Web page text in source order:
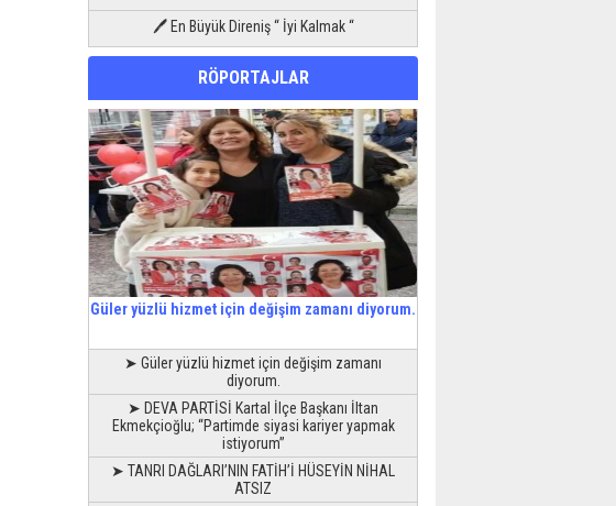
🖊 En Büyük Direniş “ İyi Kalmak “
RÖPORTAJLAR
Güler yüzlü hizmet için değişim zamanı diyorum.
➤ Güler yüzlü hizmet için değişim zamanı
diyorum.
➤ DEVA PARTİSİ Kartal İlçe Başkanı İltan
Ekmekçioğlu; “Partimde siyasi kariyer yapmak
istiyorum”
➤ TANRI DAĞLARI’NIN FATİH’İ HÜSEYİN NİHAL
ATSIZ